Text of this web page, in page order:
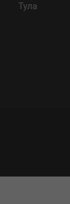
Тула